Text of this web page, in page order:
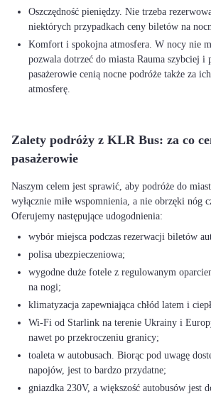
Oszczędność pieniędzy. Nie trzeba
niektórych przypadkach ceny biletów na
Komfort i spokojna atmosfera. W nocy nie
pozwala dotrzeć do miasta Rauma szybciej
pasażerowie cenią nocne podróże także za
atmosferę.
Zalety podróży z KLR Bus: za co
pasażerowie
Naszym celem jest sprawić, aby podróże do
wyłącznie miłe wspomnienia, a nie obrzęki nóg
wybór miejsca podczas rezerwacji biletów
polisa ubezpieczeniowa;
wygodne duże fotele z regulowanym
na nogi;
klimatyzacja zapewniająca chłód latem i
Wi-Fi od Starlink na terenie Ukrainy i
nawet po przekroczeniu granicy;
toaleta w autobusach. Biorąc pod uwagę
napojów, jest to bardzo przydatne;
gniazdka 230V, a większość autobusów jest